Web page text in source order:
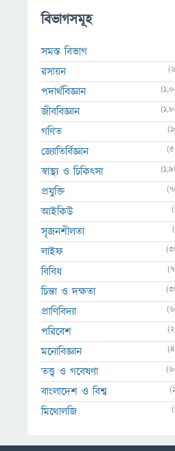
বিভাগসমূহ
সমস্ত বিভাগ
রসায়ন
পদার্থবিজ্ঞান
জীববিজ্ঞান
গণিত
জ্যোতির্বিজ্ঞান
স্বাস্থ্য ও চিকিৎসা
প্রযুক্তি
আইকিউ
সৃজনশীলতা
লাইফ
বিবিধ
চিন্তা ও দক্ষতা
প্রাণিবিদ্যা
পরিবেশ
মনোবিজ্ঞান
তত্ত্ব ও গবেষণা
বাংলাদেশ ও বিশ্ব
মিথোলজি